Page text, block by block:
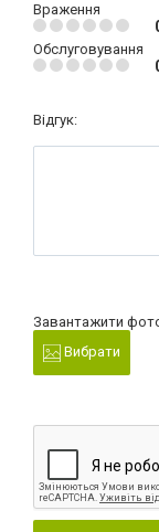
Враження
Обслуговування
Відгук:
Завантажити
Вибрати